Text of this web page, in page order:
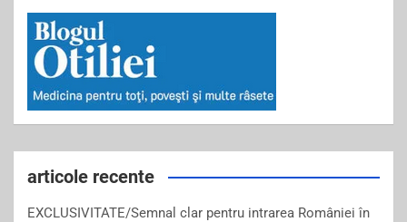
articole recente
EXCLUSIVITATE/Semnal clar pentru intrarea României în